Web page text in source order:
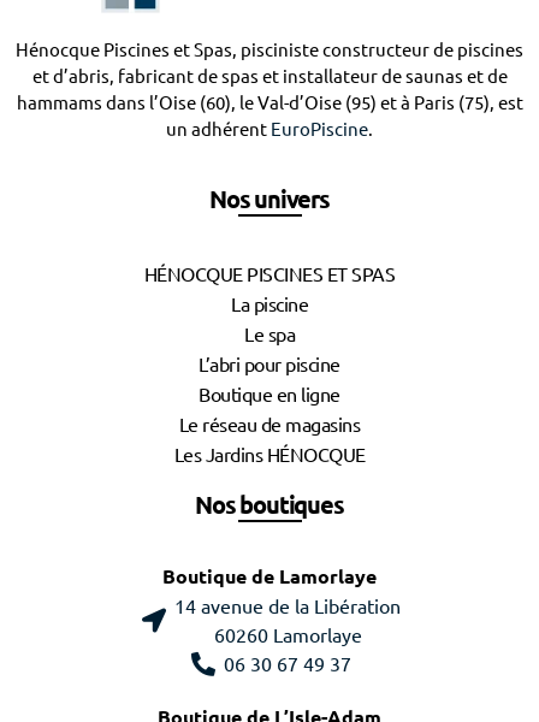
Hénocque Piscines et Spas, pisciniste constructeur de piscines
et d’abris, fabricant de spas et installateur de saunas et de
hammams dans l’Oise (60), le Val-d’Oise (95) et à Paris (75), est
un adhérent EuroPiscine.
Nos univers
HÉNOCQUE PISCINES ET SPAS
La piscine
Le spa
L’abri pour piscine
Boutique en ligne
Le réseau de magasins
Les Jardins HÉNOCQUE
Nos boutiques
Boutique de Lamorlaye
14 avenue de la Libération
60260 Lamorlaye
06 30 67 49 37